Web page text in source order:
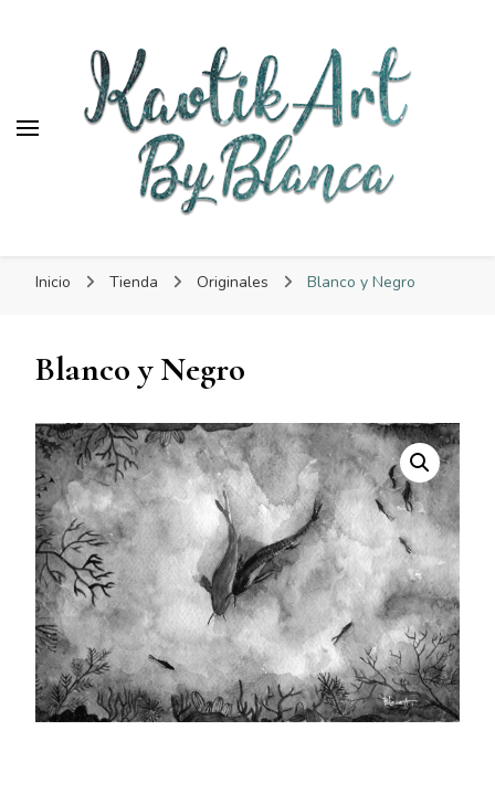
KaotikArt
Inicio Tienda Originales Blanco y Negro
Blanco y Negro